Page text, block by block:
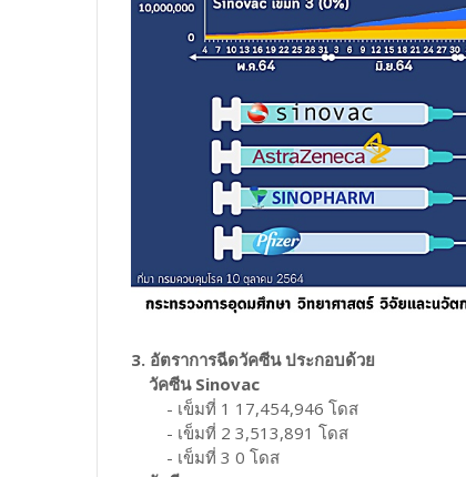
3. อัตราการฉีดวัคซีน ประกอบด้วย
วัคซีน Sinovac
- เข็มที่ 1 17,454,946 โดส
- เข็มที่ 2 3,513,891 โดส
- เข็มที่ 3 0 โดส